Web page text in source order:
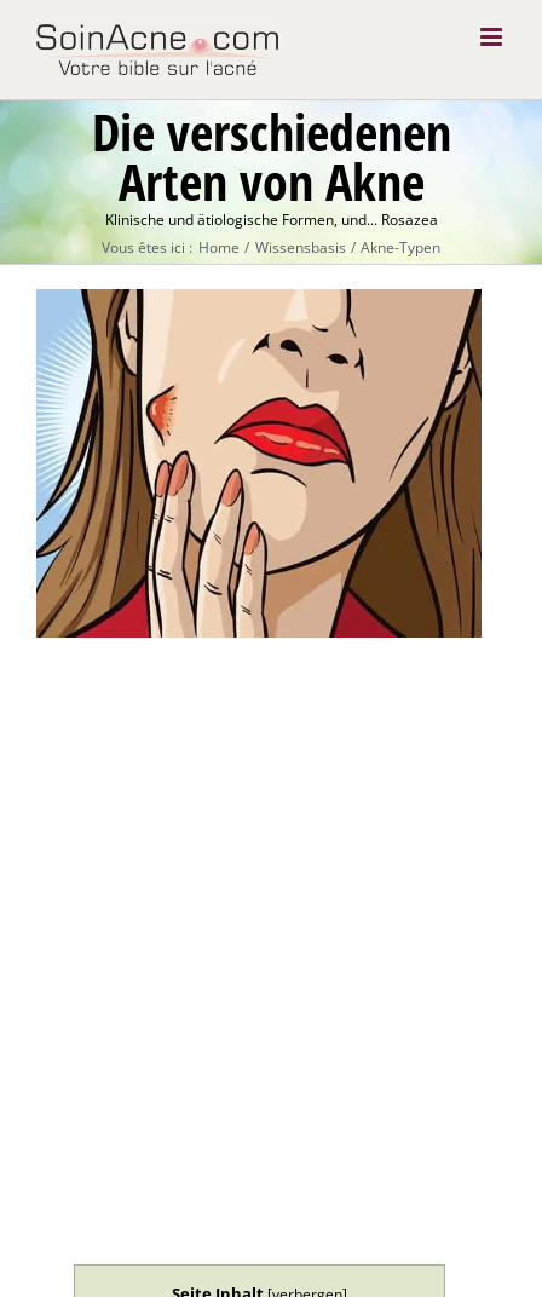
Die verschiedenen
Arten von Akne
Klinische und ätiologische Formen, und... Rosazea
Vous êtes ici : Home Wissensbasis Akne-Typen